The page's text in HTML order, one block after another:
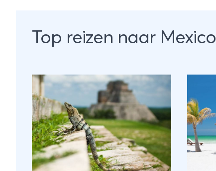
Top reizen naar Mexico